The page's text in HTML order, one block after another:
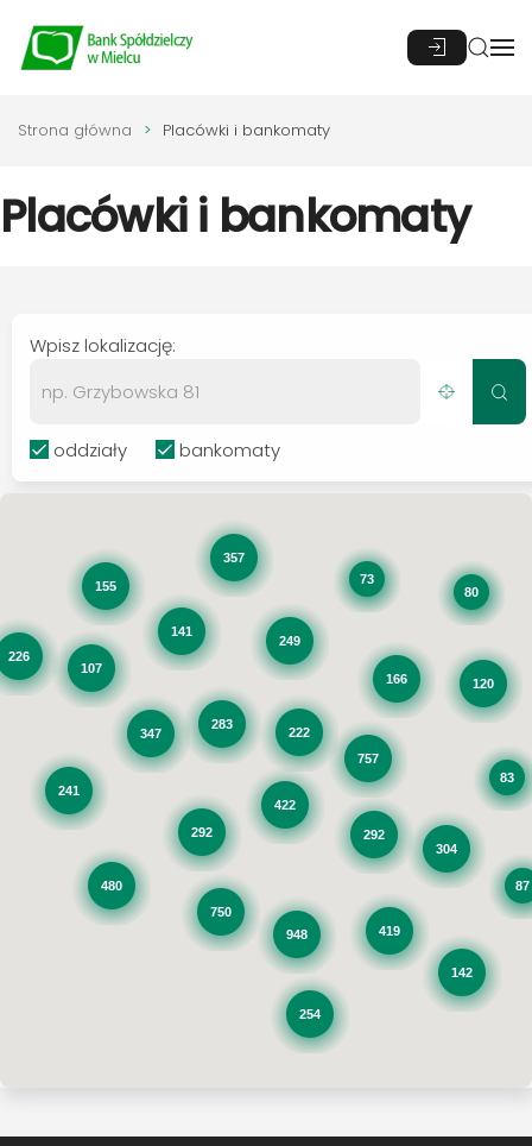
Przejdź do głównej treści
Strona główna Placówki i bankomaty
Placówkii bankomaty
Wpisz lokalizację:
oddziały bankomaty
419
750
347
480
757
226
948
422
80
304
292
249
357
155
241
283
254
142
166
292
222
83
120
141
107
73
87